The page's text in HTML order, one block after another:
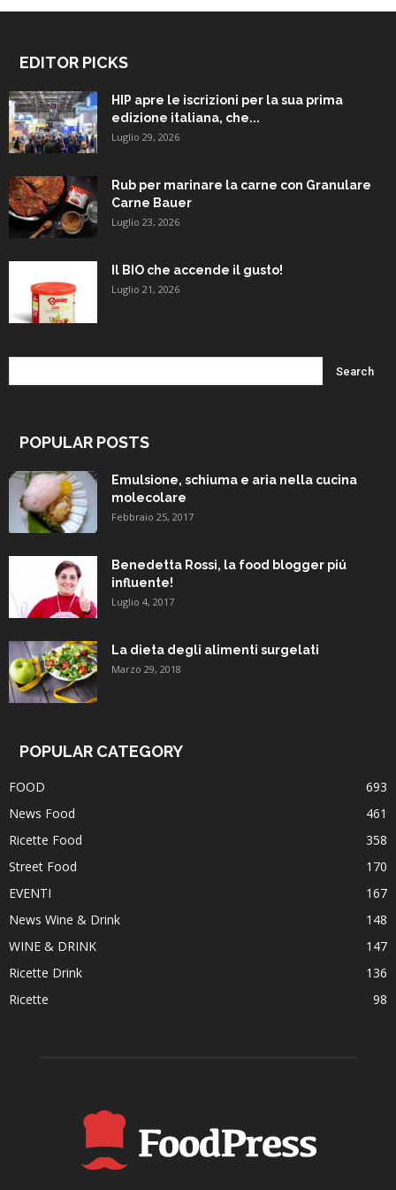
EDITOR PICKS
HIP apre le iscrizioni per la sua prima
edizione italiana, che...
Luglio 29, 2026
Rub per marinare la carne con Granulare
Carne Bauer
Luglio 23, 2026
Il BIO che accende il gusto!
Luglio 21, 2026
POPULAR POSTS
Emulsione, schiuma e aria nella cucina
molecolare
Febbraio 25, 2017
Benedetta Rossi, la food blogger piú
influente!
Luglio 4, 2017
La dieta degli alimenti surgelati
Marzo 29, 2018
POPULAR CATEGORY
FOOD
693
News Food
461
Ricette Food
358
Street Food
170
EVENTI
167
News Wine & Drink
148
WINE & DRINK
147
Ricette Drink
136
Ricette
98